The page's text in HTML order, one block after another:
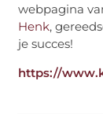
webpagina
Henk,
je succes!
https://